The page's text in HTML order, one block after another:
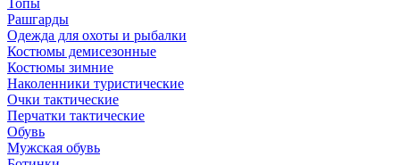
Топы
Рашгарды
Одежда для охоты и рыбалки
Костюмы демисезонные
Костюмы зимние
Наколенники туристические
Очки тактические
Перчатки тактические
Обувь
Мужская обувь